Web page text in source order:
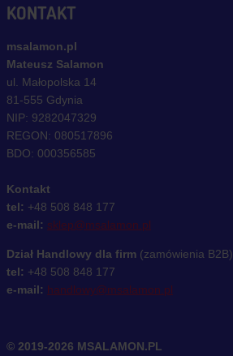
KONTAKT
msalamon.pl
Mateusz Salamon
ul. Małopolska 14
81-555 Gdynia
NIP: 9282047329
REGON: 080517896
BDO: 000356585
Kontakt
tel: +48 508 848 177
e-mail: sklep@msalamon.pl
Dział Handlowy dla firm (zamówienia B2B)
tel: +48 508 848 177
e-mail: handlowy@msalamon.pl
© 2019-2026 MSALAMON.PL